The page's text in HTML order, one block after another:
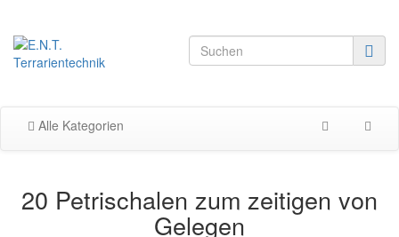
Alle Kategorien
20 Petrischalen zum zeitigen von
Gelegen